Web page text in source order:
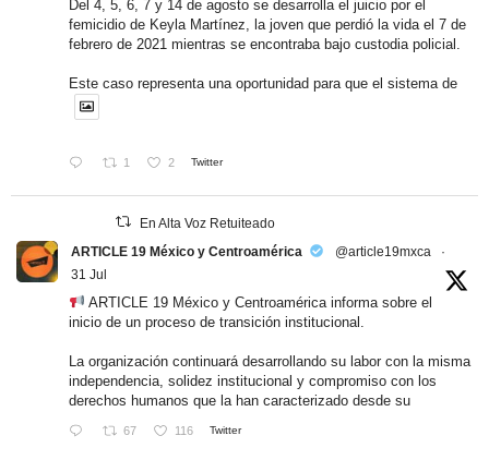
Del 4, 5, 6, 7 y 14 de agosto se desarrolla el juicio por el
femicidio de Keyla Martínez, la joven que perdió la vida el 7 de
febrero de 2021 mientras se encontraba bajo custodia policial.
Este caso representa una oportunidad para que el sistema de
1 2 Twitter
En Alta Voz Retuiteado
ARTICLE 19 México y Centroamérica
@article19mxca
·
31 Jul
ARTICLE 19 México y Centroamérica informa sobre el
inicio de un proceso de transición institucional.
La organización continuará desarrollando su labor con la misma
independencia, solidez institucional y compromiso con los
derechos humanos que la han caracterizado desde su
67 116 Twitter